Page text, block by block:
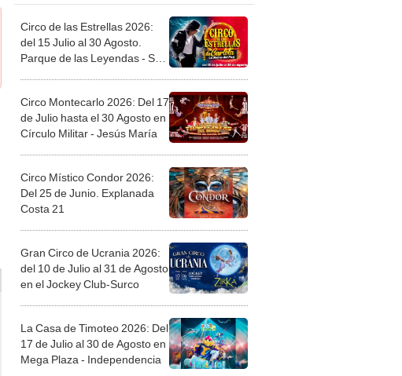
Circo de las Estrellas 2026:
del 15 Julio al 30 Agosto.
Parque de las Leyendas - San
Circo Montecarlo 2026: Del 17
de Julio hasta el 30 Agosto en
Círculo Militar - Jesús María
Circo Místico Condor 2026:
Del 25 de Junio. Explanada
Costa 21
Gran Circo de Ucrania 2026:
del 10 de Julio al 31 de Agosto
en el Jockey Club-Surco
La Casa de Timoteo 2026: Del
17 de Julio al 30 de Agosto en
Mega Plaza - Independencia